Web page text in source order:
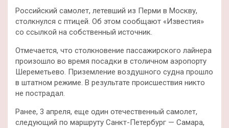
Российский самолет, летевший из Перми в Москву,
столкнулся с птицей. Об этом сообщают «Известия»
со ссылкой на собственный источник.
Отмечается, что столкновение пассажирского лайнера
произошло во время посадки в столичном аэропорту
Шереметьево. Приземление воздушного судна прошло
в штатном режиме. В результате происшествия никто
не пострадал.
Ранее, 3 апреля, еще один отечественный самолет,
следующий по маршруту Санкт-Петербург — Самара,